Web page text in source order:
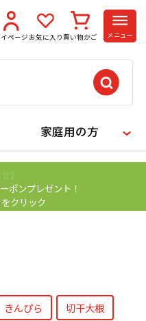
ページ お気に入り 買い物かご メニュー
家庭用の方
】
ポンプレゼント！
クリック
きんぴら 切干大根